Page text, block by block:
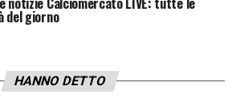
del giorno
HANNO DETTO